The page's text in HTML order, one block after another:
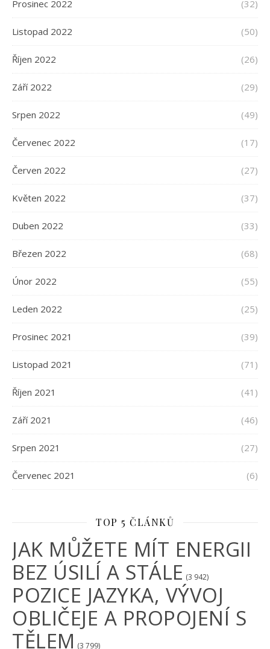
Prosinec 2022 (32)
Listopad 2022 (50)
Říjen 2022 (26)
Září 2022 (29)
Srpen 2022 (49)
Červenec 2022 (17)
Červen 2022 (27)
Květen 2022 (37)
Duben 2022 (33)
Březen 2022 (68)
Únor 2022 (55)
Leden 2022 (25)
Prosinec 2021 (39)
Listopad 2021 (71)
Říjen 2021 (41)
Září 2021 (46)
Srpen 2021 (27)
Červenec 2021 (6)
TOP 5 ČLÁNKŮ
JAK MŮŽETE MÍT ENERGII
BEZ ÚSILÍ A STÁLE (3 942)
POZICE JAZYKA, VÝVOJ
OBLIČEJE A PROPOJENÍ S
TĚLEM (3 799)